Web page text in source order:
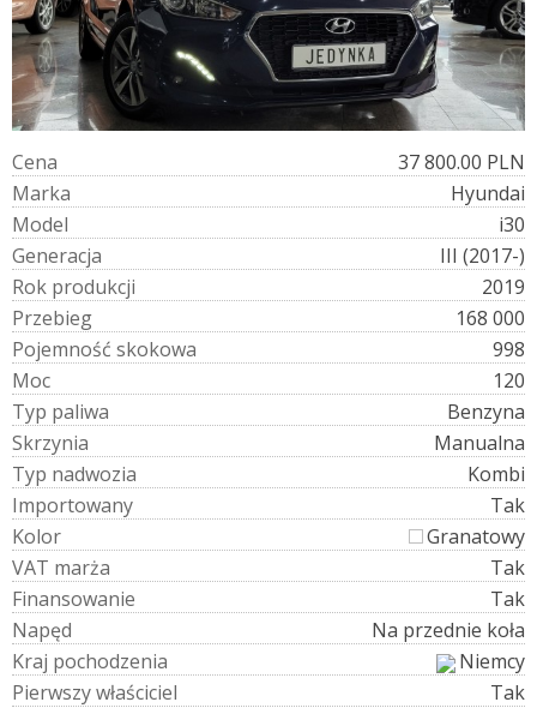
Cena
37 800.00 PLN
Marka
Hyundai
Model
i30
Generacja
III (2017-)
Rok produkcji
2019
Przebieg
168 000
Pojemność skokowa
998
Moc
120
Typ paliwa
Benzyna
Skrzynia
Manualna
Typ nadwozia
Kombi
Importowany
Tak
Kolor
Granatowy
VAT marża
Tak
Finansowanie
Tak
Napęd
Na przednie koła
Kraj pochodzenia
Niemcy
Pierwszywłaściciel
Tak